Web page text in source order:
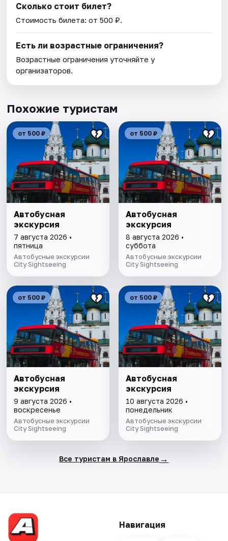
Сколько стоит билет?
Стоимость билета: от 500 ₽.
Есть ли возрастные ограничения?
Возрастные ограничения уточняйте у
организаторов.
Похожие туристам
от 500 ₽
Автобусная
экскурсия
7 августа 2026 •
пятница
Автобусные экскурсии
City Sightseeing
от 500 ₽
Автобусная
экскурсия
8 августа 2026 •
суббота
Автобусные экскурсии
City Sightseeing
от 500 ₽
Автобусная
экскурсия
9 августа 2026 •
воскресенье
Автобусные экскурсии
City Sightseeing
от 500 ₽
Автобусная
экскурсия
10 августа 2026 •
понедельник
Автобусные экскурсии
City Sightseeing
Все туристам в Ярославле →
Навигация